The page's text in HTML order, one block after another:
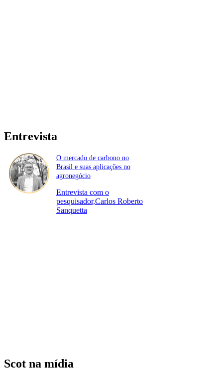
Entrevista
O mercado de carbono no
Brasil e suas aplicações no
agronegócio
Entrevista com o
pesquisador,Carlos Roberto
Sanquetta
Scot na mídia